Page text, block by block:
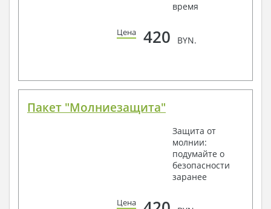
время
Цена 420 BYN.
Пакет "Молниезащита"
Защита от
молнии:
подумайте о
безопасности
заранее
Цена